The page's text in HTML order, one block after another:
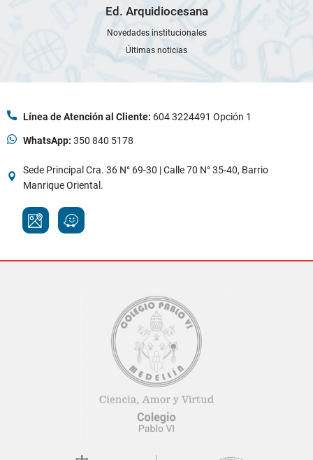
Ed. Arquidiocesana
Novedades institucionales
Últimas noticias
Línea de Atención al Cliente: 604 3224491 Opción 1
WhatsApp: 350 840 5178
Sede Principal Cra. 36 N° 69-30 | Calle 70 N° 35-40, Barrio
Manrique Oriental.